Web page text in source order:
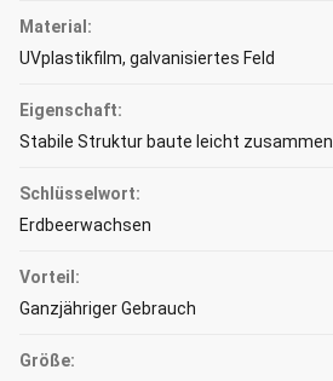
Material:
UVplastikfilm, galvanisiertes Feld
Eigenschaft:
Stabile Struktur baute leicht zusammen
Schlüsselwort:
Erdbeerwachsen
Vorteil:
Ganzjähriger Gebrauch
Größe: